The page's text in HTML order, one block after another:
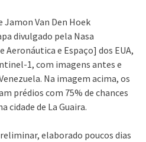
Jamon Van Den Hoek
divulgado pela Nasa
e Espaço] dos EUA,
1, com imagens antes e
Na imagem acima, os
prédios com 75% de chances
cidade de La Guaira.
elaborado poucos dias